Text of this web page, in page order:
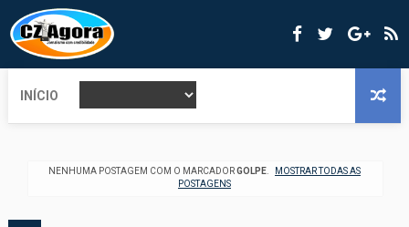
INÍCIO
NENHUMA POSTAGEM COM O MARCADORGOLPE.
MOSTRAR TODAS AS
POSTAGENS